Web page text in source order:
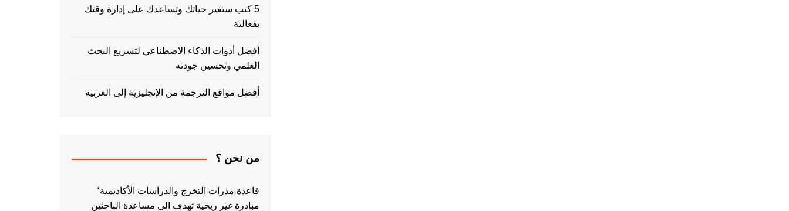
5 كتب ستغير حياتك وتساعدك على إدارة وقتك
بفعالية
أفضل أدوات الذكاء الاصطناعي لتسريع البحث
العلمي وتحسين جودته
أفضل مواقع الترجمة من الإنجليزية إلى العربية
من نحن ؟
قاعدة مذرات التخرج والدراسات الأكاديمية٬
مبادرة غير ربحية تهدف الى مساعدة الباحثين